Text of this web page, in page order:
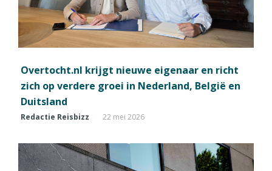
Overtocht.nl krijgt nieuwe eigenaar en richt
zich op verdere groei in Nederland, België en
Duitsland
Redactie Reisbizz 22 mei 2026